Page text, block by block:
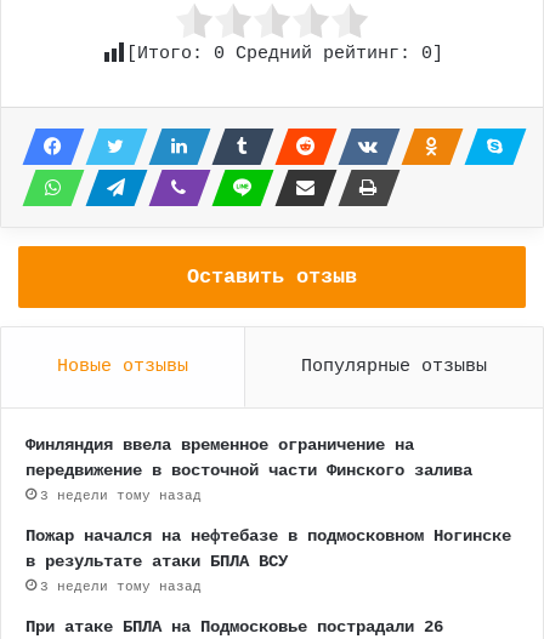
[Итого: 0 Средний рейтинг: 0
Оставить отзыв
Новые отзывы Популярные отзывы
Финляндия ввела временное ограничение на
передвижение в восточной части Финского залива
3 недели тому назад
Пожар начался на нефтебазе в подмосковном Ногинске
в результате атаки БПЛА ВСУ
3 недели тому назад
При атаке БПЛА на Подмосковье пострадали 26